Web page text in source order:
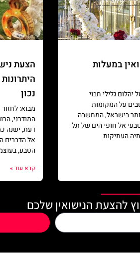
במעלות
יהלום גלילי חבוי
על המקומות
בישראל, המחשבה
אל חופי הים של תל
העתיקות
הצעת
נכון
מבוא:
המודרני,
דעת, ישנה
אל הדברים
הטבע,
קרא עוד »
להצעת הנישואין שלכם